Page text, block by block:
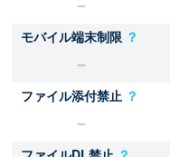
モバイル端末制限 ？
ファイル添付禁止 ？